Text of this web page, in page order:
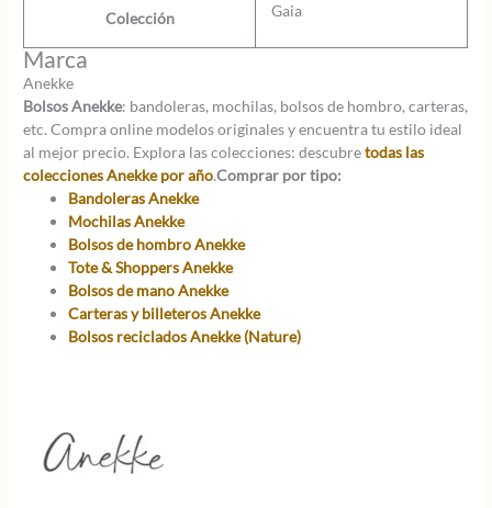
Colección Gaia
Marca
Anekke
Bolsos Anekke: bandoleras, mochilas, bolsos de hombro, carteras,
etc. Compra online modelos originales y encuentra tu estilo ideal
al mejor precio. Explora las colecciones: descubretodas las
colecciones Anekke por año.Comprar por tipo:
Bandoleras Anekke
Mochilas Anekke
Bolsos de hombro Anekke
Tote & Shoppers Anekke
Bolsos de mano Anekke
Carteras y billeteros Anekke
Bolsos reciclados Anekke (Nature)